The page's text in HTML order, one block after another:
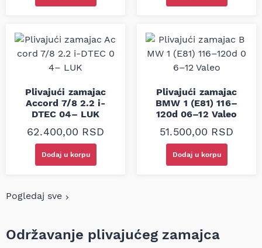
Plivajući zamajac
Accord 7/8 2.2 i-
DTEC 04– LUK
62.400,00 RSD
Dodaj u korpu
Plivajući zamajac
BMW 1 (E81) 116–
120d 06–12 Valeo
51.500,00 RSD
Dodaj u korpu
Pogledaj sve
Održavanje plivajućeg zamajca